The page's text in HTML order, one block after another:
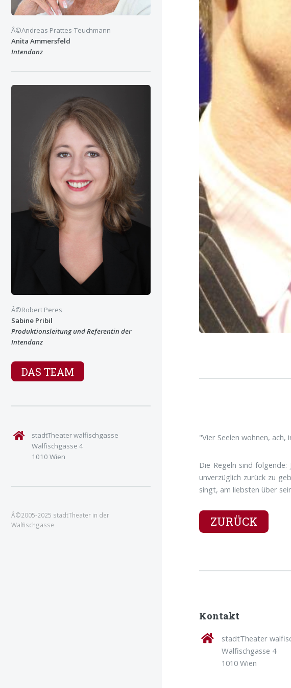
"Vier Seelen wohnen, ach,
Die Regeln sind
unverzüglich zurück zu
singt, am liebsten über
ZURÜCK
Kontakt
stadtTheater
Walfischgasse 4
1010 Wien
Â©Andreas Prattes-Teuchmann
Anita Ammersfeld
Intendanz
Â©Robert Peres
Sabine Pribil
Produktionsleitung und Referentin der
Intendanz
DAS TEAM
stadtTheater walfischgasse
Walfischgasse 4
1010 Wien
Â©2005-2025 stadtTheater in der
Walfischgasse